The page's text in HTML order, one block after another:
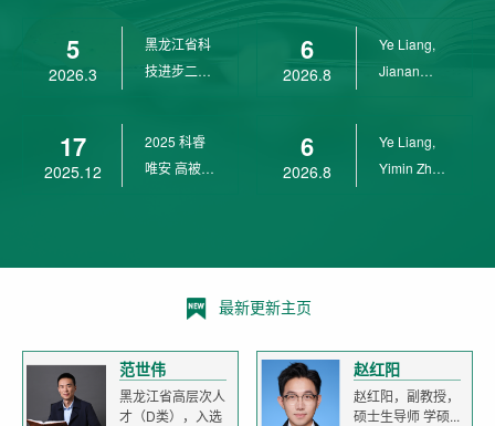
5
2026.3
黑龙江省科
技进步二等
17
2025.12
2025 科睿
唯安 高被引
6
2026.8
Ye Liang,
Jianan
6
2026.8
Ye Liang,
Yimin Zhu,
最新更新主页
范世伟
黑龙江省高层次人
才（D类），入选
赵红阳
赵红阳，副教授，
硕士生导师 学硕...